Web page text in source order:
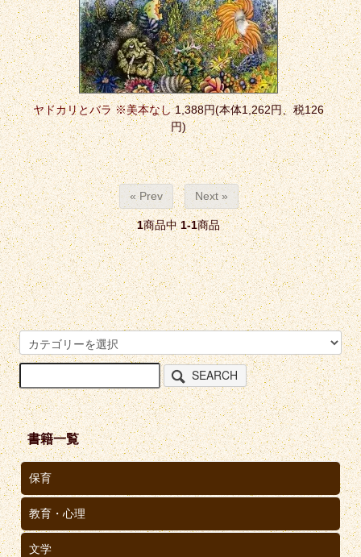
ヤドカリとバラ ※美本なし1,388円(本体1,262円、税126
円)
« Prev Next »
1商品中 1-1商品
SEARCH
書籍一覧
保育
教育・心理
文学